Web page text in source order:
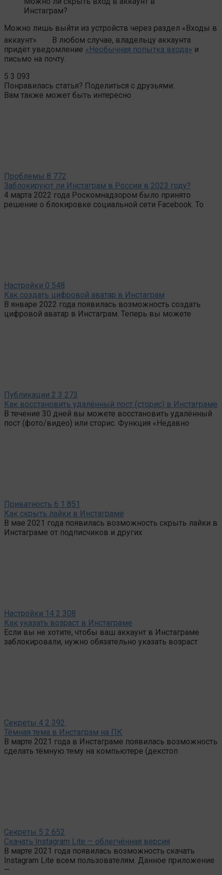
Инстаграм?
Можно лишь выйти из устройств через раздел «Входы в
аккаунт»
. В любом случае, владельцу аккаунта
придёт уведомление «Необычная попытка входа» и
письмо на почту.
5 3 093
Понравилась статья? Поделиться с друзьями:
Вам также может быть интересно
Проблемы 8 772
Заблокируют ли Инстаграм в России в 2023 году?
4 марта 2022 года Роскомнадзором было принято
решение о блокировке социальной сети Facebook. То
Настройки 0 548
Как создать цифровой аватар в Инстаграм
В январе 2022 года появилась возможность создать
цифровой аватар в Инстаграм. Теперь вы можете
Публикации 2 3 273
Как восстановить удалённый пост (сторис) в Инстаграме
В течение 30 дней вы можете восстановить удалённый
пост (фото/видео) или сторис. Функция «Недавно
Приватность 6 1 851
Как скрыть лайки в Инстаграме
В мае 2021 года появилась возможность скрыть лайки в
Инстаграме от подписчиков и других
Настройки 14 2 308
Как указать возраст в Инстаграме
Если вы не хотите, чтобы ваш аккаунт в Инстаграме
заблокировали, нужно обязательно указать возраст
Секреты 4 2 392
Тёмная тема в Инстаграм на ПК
В марте 2021 года в Инстаграме появилась возможность
сделать тёмную тему на компьютере (декстоп
Секреты 5 2 652
Скачать Instagram Lite — облегчённая версия
В марте 2021 года появилась возможность скачать
Instagram Lite всем пользователям. Данное приложение
—